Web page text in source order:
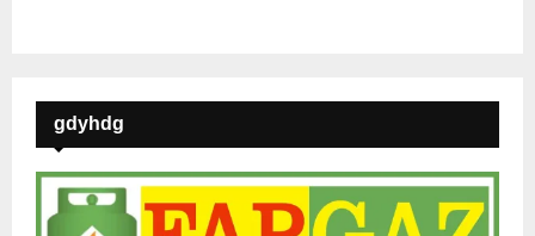
gdyhdg